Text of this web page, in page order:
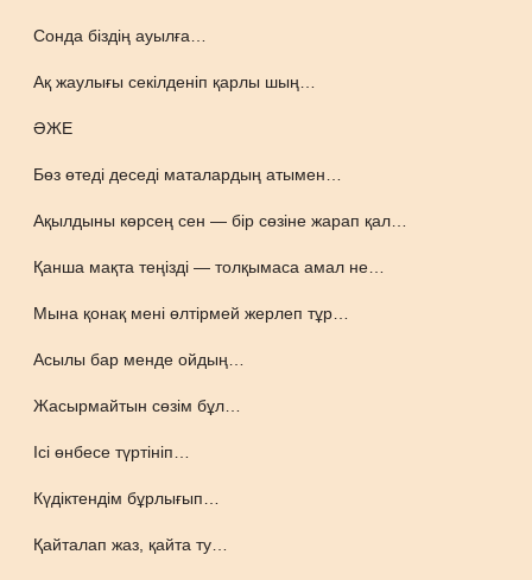
Сонда біздің ауылға…
Ақ жаулығы секілденіп қарлы шың…
ӘЖЕ
Бөз өтеді деседі маталардың атымен…
Ақылдыны көрсең сен — бір сөзіне жарап қал…
Қанша мақта теңізді — толқымаса амал не…
Мына қонақ мені өлтірмей жерлеп тұр…
Асылы бар менде ойдың…
Жасырмайтын сөзім бұл…
Ісі өнбесе түртініп…
Күдіктендім бұрлығып…
Қайталап жаз, қайта ту…